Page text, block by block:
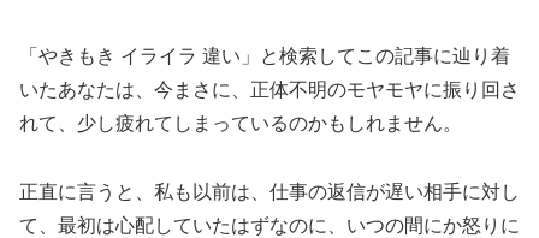
「やきもき イライラ 違い」と検索してこの記事に辿り着
いたあなたは、今まさに、正体不明のモヤモヤに振り回さ
れて、少し疲れてしまっているのかもしれません。
正直に言うと、私も以前は、仕事の返信が遅い相手に対し
て、最初は心配していたはずなのに、いつの間にか怒りに